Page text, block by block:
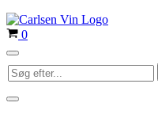
Indkøbskurv
0
Navigation
menu
Søg
efter...
Navigation